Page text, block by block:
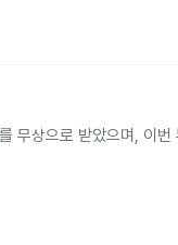
으로 받았으며, 이번